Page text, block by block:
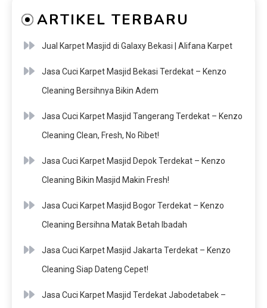
ARTIKEL TERBARU
Jual Karpet Masjid di Galaxy Bekasi | Alifana Karpet
Jasa Cuci Karpet Masjid Bekasi Terdekat – Kenzo
Cleaning Bersihnya Bikin Adem
Jasa Cuci Karpet Masjid Tangerang Terdekat – Kenzo
Cleaning Clean, Fresh, No Ribet!
Jasa Cuci Karpet Masjid Depok Terdekat – Kenzo
Cleaning Bikin Masjid Makin Fresh!
Jasa Cuci Karpet Masjid Bogor Terdekat – Kenzo
Cleaning Bersihna Matak Betah Ibadah
Jasa Cuci Karpet Masjid Jakarta Terdekat – Kenzo
Cleaning Siap Dateng Cepet!
Jasa Cuci Karpet Masjid Terdekat Jabodetabek –